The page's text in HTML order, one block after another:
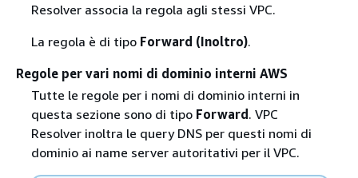
Resolver associa la regola agli stessi VPC.
La regola è di tipo Forward (Inoltro).
Regole per vari nomi di dominio interni AWS
Tutte le regole per i nomi di dominio interni in
questa sezione sono di tipo Forward . VPC
Resolver inoltra le query DNS per questi nomi di
dominio ai name server autoritativi per il VPC.